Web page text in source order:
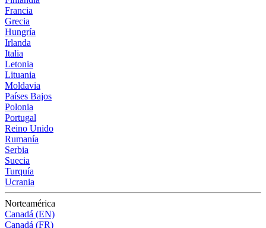
Francia
Grecia
Hungría
Irlanda
Italia
Letonia
Lituania
Moldavia
Países Bajos
Polonia
Portugal
Reino Unido
Rumanía
Serbia
Suecia
Turquía
Ucrania
Norteamérica
Canadá (EN)
Canadá (FR)